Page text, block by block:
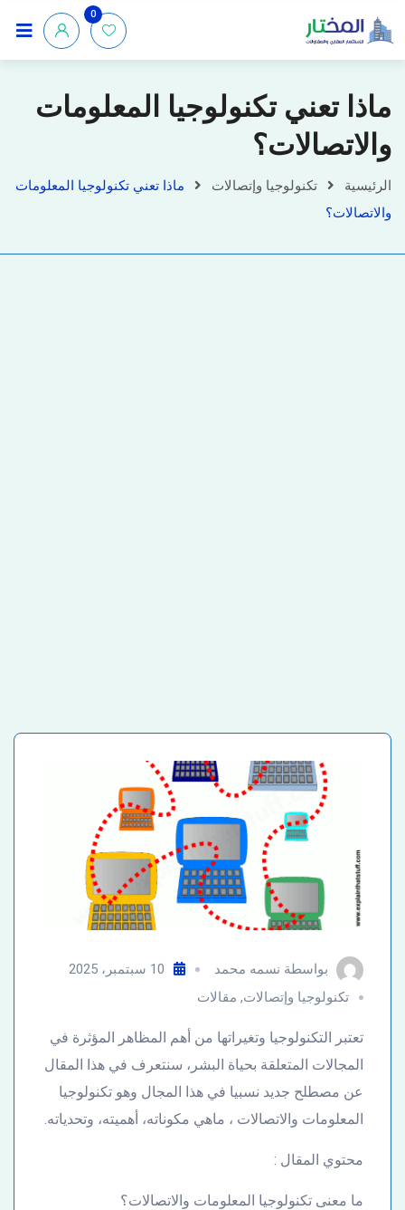
0
ماذا تعني تكنولوجيا المعلومات
والاتصالات؟
الرئيسية تكنولوجيا وإتصالات
ماذا تعني تكنولوجيا المعلومات
والاتصالات؟
بواسطة نسمه محمد
10 سبتمبر، 2025
تكنولوجيا وإتصالات, مقالات
تعتبر التكنولوجيا وتغيراتها من أهم المظاهر المؤثرة في
المجالات المتعلقة بحياة البشر، سنتعرف في هذا المقال
عن مصطلح جديد نسبيا في هذا المجال وهو تكنولوجيا
المعلومات والاتصالات ، ماهي مكوناته، أهميته، وتحدياته.
محتوي المقال :
ما معنى تكنولوجيا المعلومات والاتصالات؟